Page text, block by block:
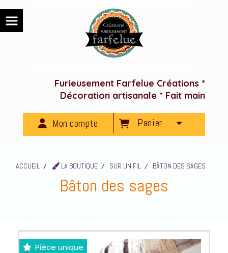
Furieusement Farfelue Créations *
Décoration artisanale * Fait main
Mon compte Panier
ACCUEIL LA BOUTIQUE SUR UN FIL BÂTON DES SAGES
Bâton des sages
Pièce unique